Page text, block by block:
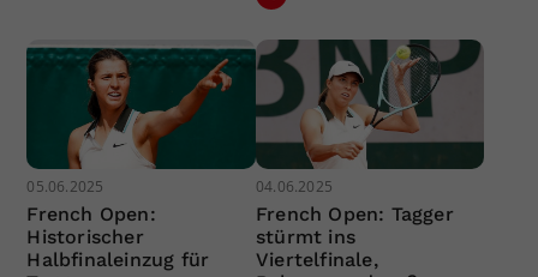
05.06.2025
French Open:
Historischer
Halbfinaleinzug für
04.06.2025
French Open: Tagger
stürmt ins
Viertelfinale,